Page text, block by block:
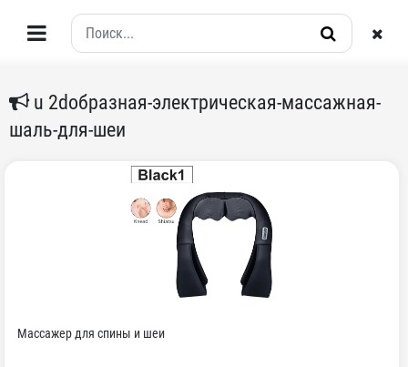
u 2dобразная-электрическая-массажная-
шаль-для-шеи
Массажер для спины и шеи